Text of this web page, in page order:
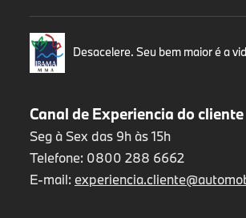
Desacelere. Seu bem maior é a
Canal de Experiencia do cliente
Seg à Sex das 9h às 15h
Telefone: 0800 288 6662
E-mail: